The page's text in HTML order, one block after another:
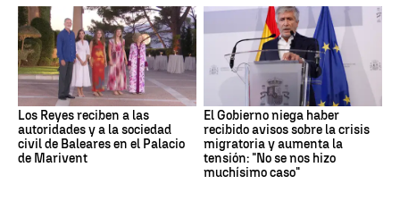
Los Reyes reciben a las
autoridades y a la sociedad
civil de Baleares en el Palacio
de Marivent
El Gobierno niega haber
recibido avisos sobre la crisis
migratoria y aumenta la
tensión: "No se nos hizo
muchísimo caso"